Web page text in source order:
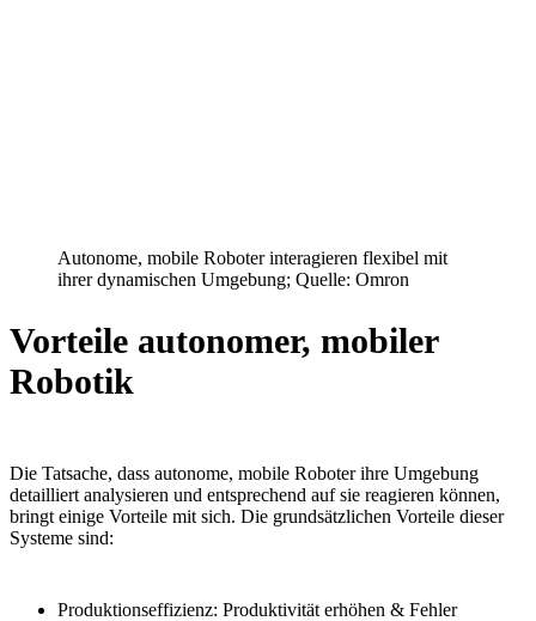
Autonome, mobile Roboter interagieren flexibel mit
ihrer dynamischen Umgebung; Quelle: Omron
Vorteile autonomer, mobiler
Robotik
Die Tatsache, dass autonome, mobile Roboter ihre Umgebung
detailliert analysieren und entsprechend auf sie reagieren können,
bringt einige Vorteile mit sich. Die grundsätzlichen Vorteile dieser
Systeme sind:
Produktionseffizienz: Produktivität erhöhen & Fehler